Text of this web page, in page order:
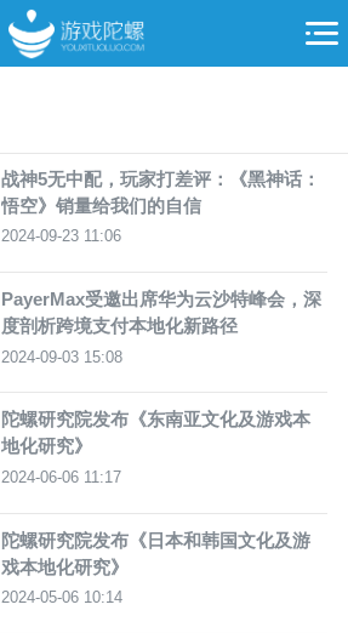
战神5无中配，玩家打差评：《黑神话：
悟空》销量给我们的自信
2024-09-23 11:06
PayerMax受邀出席华为云沙特峰会，深
度剖析跨境支付本地化新路径
2024-09-03 15:08
陀螺研究院发布《东南亚文化及游戏本
地化研究》
2024-06-06 11:17
陀螺研究院发布《日本和韩国文化及游
戏本地化研究》
2024-05-06 10:14